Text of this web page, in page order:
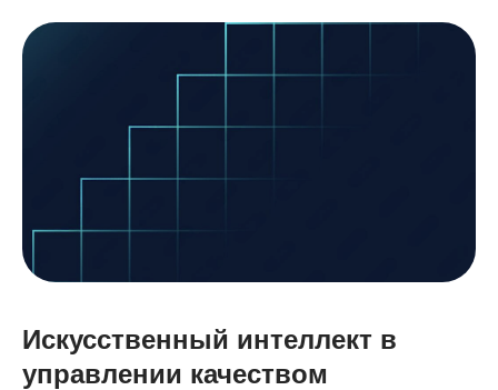
Искусственный интеллект в
управлении качеством